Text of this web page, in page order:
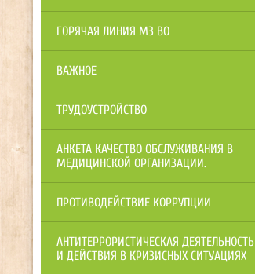
ГОРЯЧАЯ ЛИНИЯ МЗ ВО
ВАЖНОЕ
ТРУДОУСТРОЙСТВО
АНКЕТА КАЧЕСТВО ОБСЛУЖИВАНИЯ В
МЕДИЦИНСКОЙ ОРГАНИЗАЦИИ.
ПРОТИВОДЕЙСТВИЕ КОРРУПЦИИ
АНТИТЕРРОРИСТИЧЕСКАЯ ДЕЯТЕЛЬНОСТЬ
И ДЕЙСТВИЯ В КРИЗИСНЫХ СИТУАЦИЯХ